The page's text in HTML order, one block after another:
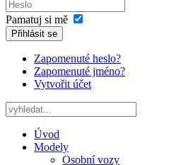
Pamatuj si mě
Přihlásit se
Zapomenuté heslo?
Zapomenuté jméno?
Vytvořit účet
Úvod
Modely
Osobní vozy